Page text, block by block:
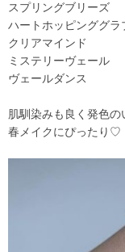
スプリングブリーズ
ハートホッピンググラ
クリアマインド
ミステリーヴェール
ヴェールダンス
肌馴染みも良く発色
春メイクにぴったり♡